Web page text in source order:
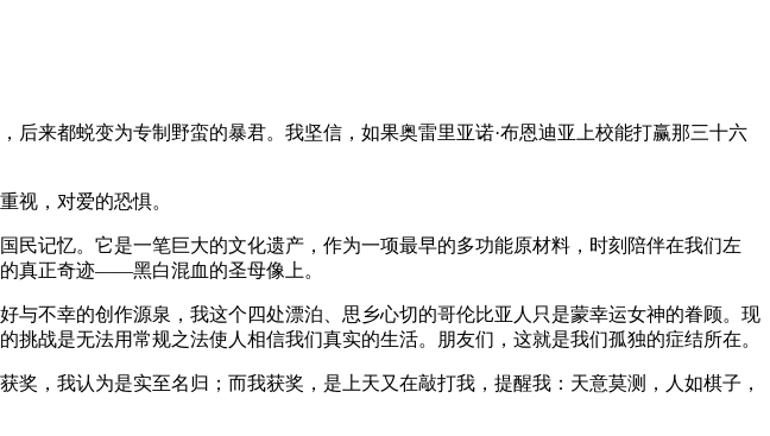
来都蜕变为专制野蛮的暴君。我坚信，如果奥雷里亚诺·布恩迪亚上校能打赢那三十六
视，对爱的恐惧。
记忆。它是一笔巨大的文化遗产，作为一项最早的多功能原材料，时刻陪伴在我们左
真正奇迹——黑白混血的圣母像上。
不幸的创作源泉，我这个四处漂泊、思乡心切的哥伦比亚人只是蒙幸运女神的眷顾。现
战是无法用常规之法使人相信我们真实的生活。朋友们，这就是我们孤独的症结所在。
，我认为是实至名归；而我获奖，是上天又在敲打我，提醒我：天意莫测，人如棋子，